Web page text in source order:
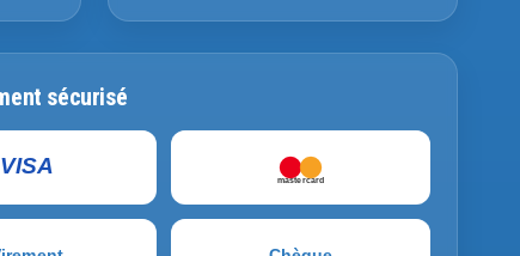
sécurisé
VISA
mastercard